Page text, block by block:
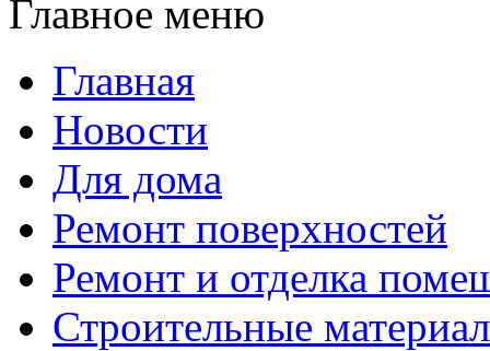
Главное меню
Главная
Новости
Для дома
Ремонт поверхностей
Ремонт и отделка
Строительные